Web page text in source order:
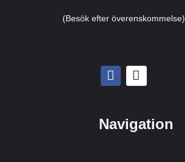
(Besök efter överenskommelse)
Navigation